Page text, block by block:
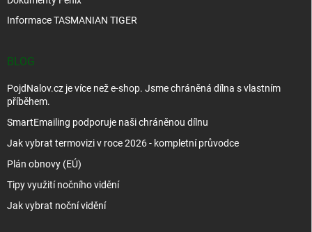
Informace TASMANIAN TIGER
BLOG
PojdNalov.cz je více než e-shop. Jsme chráněná dílna s vlastním
příběhem.
SmartEmailing podporuje naši chráněnou dílnu
Jak vybrat termovizi v roce 2026 - kompletní průvodce
Plán obnovy (EÚ)
Tipy využití nočního vidění
Jak vybrat noční vidění